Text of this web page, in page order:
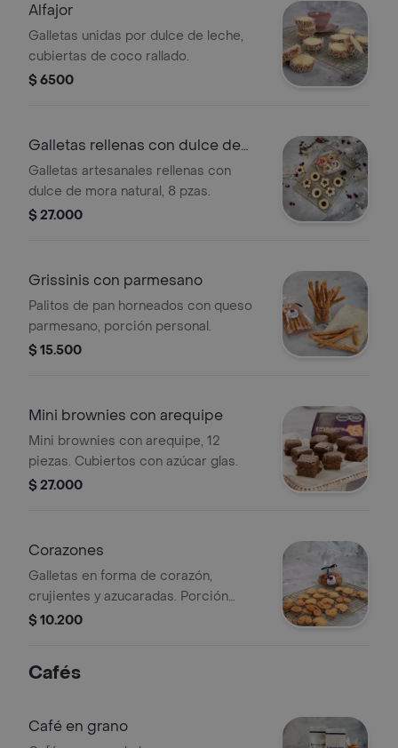
Alfajor
Galletas unidas por dulce de leche,
cubiertas de coco rallado.
$ 6500
Galletas rellenas con dulce de
mora
Galletas artesanales rellenas con
dulce de mora natural, 8 pzas.
$ 27.000
Grissinis con parmesano
Palitos de pan horneados con queso
parmesano, porción personal.
$ 15.500
Mini brownies con arequipe
Mini brownies con arequipe, 12
piezas. Cubiertos con azúcar glas.
$ 27.000
Corazones
Galletas en forma de corazón,
crujientes y azucaradas. Porción
personal.
$ 10.200
Cafés
Café en grano